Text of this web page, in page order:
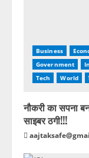
Business
Government
Tech
World
नौकरी का सपना
साइबर ठगी!!!